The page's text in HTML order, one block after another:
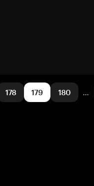
178 179 180 …